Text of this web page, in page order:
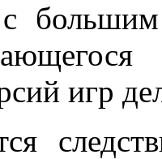
большим
игр